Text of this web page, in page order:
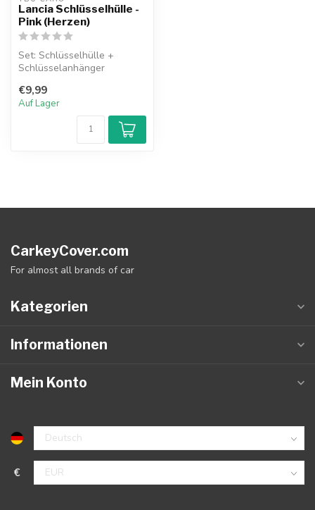
Lancia Schlüsselhülle -
Pink (Herzen)
Set: Schlüsselhülle +
Schlüsselanhänger
€9,99
Auf Lager
CarkeyCover.com
For almost all brands of car
Kategorien
Informationen
Mein Konto
€